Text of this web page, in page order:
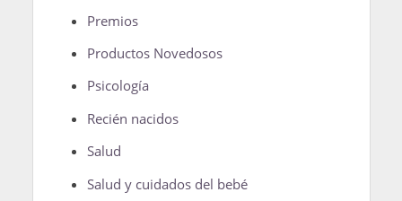
Premios
Productos Novedosos
Psicología
Recién nacidos
Salud
Salud y cuidados del bebé